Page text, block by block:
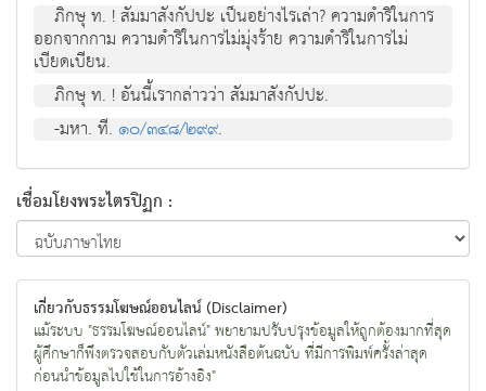
ภิกษุ ท. ! สัมมาสังกัปปะ เป็นอย่างไรเล่า? ความดำริในการ
ออกจากกาม ความดำริในการไม่มุ่งร้าย ความดำริในการไม่
เบียดเบียน.
ภิกษุ ท. ! อันนี้เรากล่าวว่า สัมมาสังกัปปะ.
-มหา. ที.๑๐/๓๔๘/๒๙๙.
เชื่อมโยงพระไตรปิฏก :
เกี่ยวกับธรรมโฆษณ์ออนไลน์ (Disclaimer)
แม้ระบบ "ธรรมโฆษณ์ออนไลน์" พยายามปรับปรุงข้อมูลให้ถูกต้องมากที่สุด
ผู้ศึกษาก็พึงตรวจสอบกับตัวเล่มหนังสือต้นฉบับ ที่มีการพิมพ์ครั้งล่าสุด
ก่อนนำข้อมูลไปใช้ในการอ้างอิง"